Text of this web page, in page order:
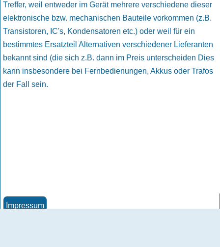
Treffer, weil entweder im Gerät mehrere verschiedene dieser
elektronische bzw. mechanischen Bauteile vorkommen (z.B.
Transistoren, IC's, Kondensatoren etc.) oder weil für ein
bestimmtes Ersatzteil Alternativen verschiedener Lieferanten
bekannt sind (die sich z.B. dann im Preis unterscheiden Dies
kann insbesondere bei Fernbedienungen, Akkus oder Trafos
der Fall sein.
Impressum